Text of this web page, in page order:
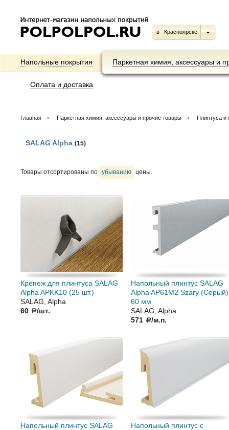
в Красноярске
Напольные покрытия Паркетная химия, аксессуары и
Оплата и доставка
Главная Паркетная химия, аксессуары и прочие товары Плинтуса и
SALAG Alpha (15)
Товары отсортированы по убыванию цены.
Крепеж для плинтуса SALAG
Alpha APKK10 (25 шт.)
SALAG, Alpha
60 a/шт.
Напольный плинтус SALAG
Alpha AP61M2 Szary (Серый)
60 мм
SALAG, Alpha
571 a/м.п.
Напольный плинтус SALAG
Напольный плинтус с